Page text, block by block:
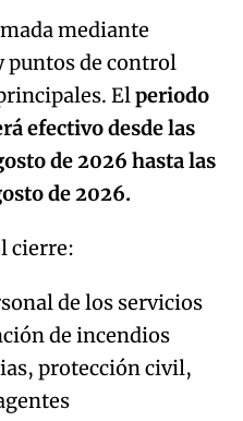
mediante
puntos de control
Elperiodo
efectivo desde las
de 2026 hasta las
de 2026.
cierre:
de los servicios
de incendios
protección civil,